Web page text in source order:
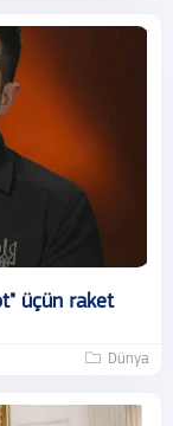
üçün raket
Dünya